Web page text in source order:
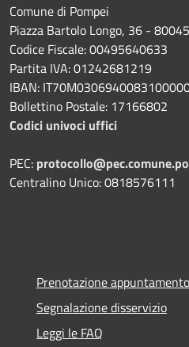
Comune di Pompei
Piazza Bartolo Longo, 36 -
Codice Fiscale: 00495640633
Partita IVA: 01242681219
IBAN:
Bollettino Postale: 17166802
Codici univoci uffici
PEC:
Centralino Unico: 0818576111
Prenotazione appuntamento
Segnalazione disservizio
Leggi le FAQ